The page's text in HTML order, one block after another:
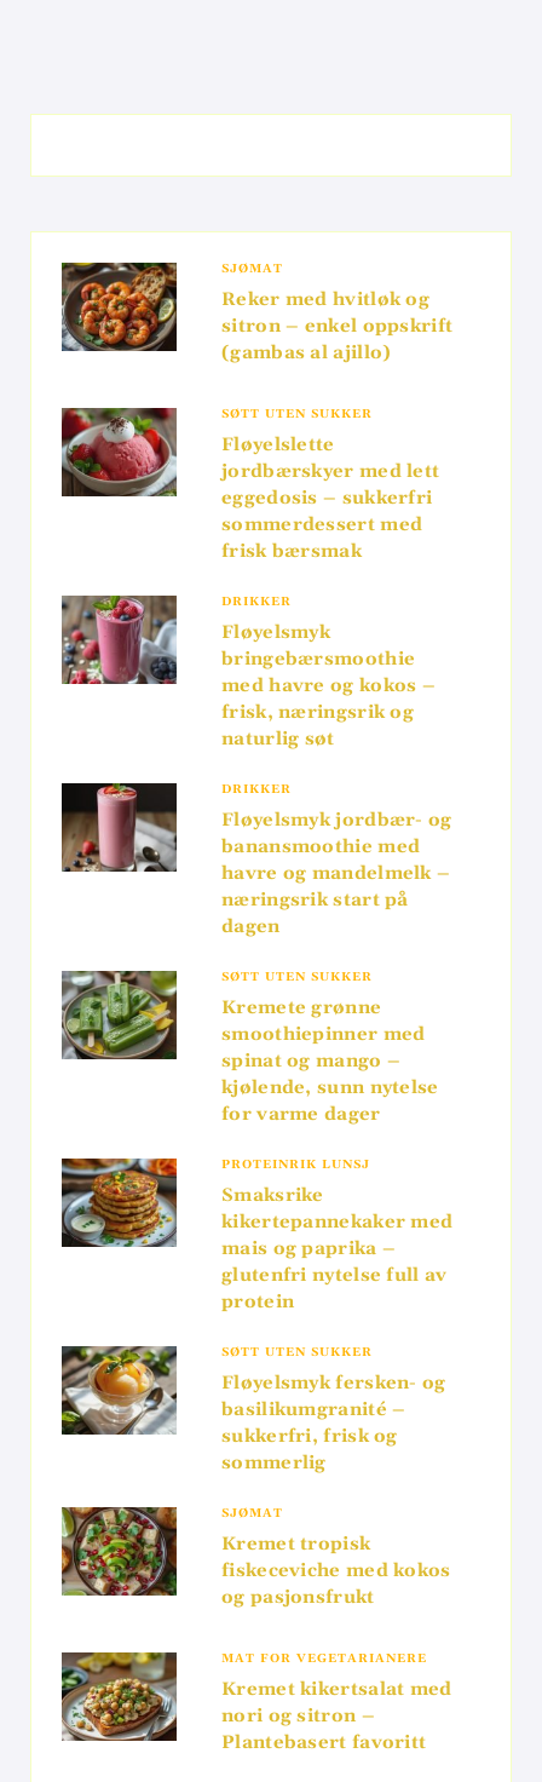
SJØMAT
Reker med hvitløk og
sitron – enkel oppskrift
(gambas al ajillo)
SØTT UTEN SUKKER
Fløyelslette
jordbærskyer med lett
eggedosis – sukkerfri
sommerdessert med
frisk bærsmak
DRIKKER
Fløyelsmyk
bringebærsmoothie
med havre og kokos –
frisk, næringsrik og
naturlig søt
DRIKKER
Fløyelsmyk jordbær- og
banansmoothie med
havre og mandelmelk –
næringsrik start på
dagen
SØTT UTEN SUKKER
Kremete grønne
smoothiepinner med
spinat og mango –
kjølende, sunn nytelse
for varme dager
PROTEINRIK LUNSJ
Smaksrike
kikertepannekaker med
mais og paprika –
glutenfri nytelse full av
protein
SØTT UTEN SUKKER
Fløyelsmyk fersken- og
basilikumgranité –
sukkerfri, frisk og
sommerlig
SJØMAT
Kremet tropisk
fiskeceviche med kokos
og pasjonsfrukt
MAT FOR VEGETARIANERE
Kremet kikertsalat med
nori og sitron –
Plantebasert favoritt